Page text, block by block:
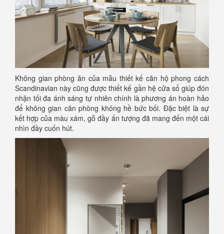
Không gian phòng ăn của mẫu thiết kế căn hộ phong cách
Scandinavian này cũng được thiết kế gần hệ cửa sổ giúp đón
nhận tối đa ánh sáng tự nhiên chính là phương án hoàn hảo
để không gian căn phòng không hề bức bối. Đặc biệt là sự
kết hợp của màu xám, gỗ đầy ấn tượng đã mang đến một cái
nhìn đầy cuốn hút.